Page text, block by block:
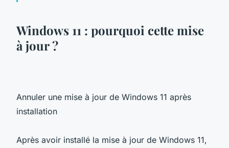
Windows 11 : pourquoi cette mise
à jour ?
Annuler une mise à jour de Windows 11 après
installation
Après avoir installé la mise à jour de Windows 11,